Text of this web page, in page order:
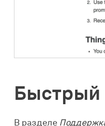
Быстрый
В разделе